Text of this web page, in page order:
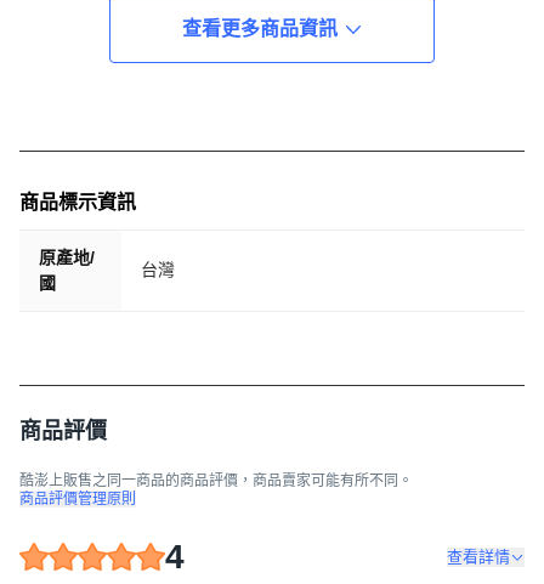
查看更多商品資訊
商品標示資訊
原產地/
國
台灣
商品評價
酷澎上販售之同一商品的商品評價，商品賣家可能有所不同。
商品評價管理原則
4 查看詳情